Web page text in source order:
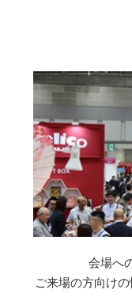
会場へ
ご来場の方向け